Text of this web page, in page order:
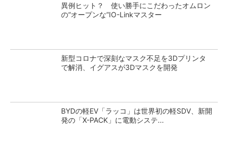
異例ヒット？ 使い勝手にこだわったオムロン
の“オープンな”IO-Linkマスター
新型コロナで深刻なマスク不足を3Dプリンタ
で解消、イグアスが3Dマスクを開発
BYDの軽EV「ラッコ」は世界初の軽SDV、新開
発の「X-PACK」に電動システ...